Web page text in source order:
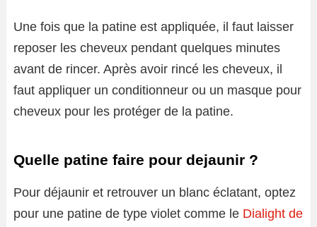
Une fois que la patine est appliquée, il faut laisser
reposer les cheveux pendant quelques minutes
avant de rincer. Après avoir rincé les cheveux, il
faut appliquer un conditionneur ou un masque pour
cheveux pour les protéger de la patine.
Quelle patine faire pour dejaunir ?
Pour déjaunir et retrouver un blanc éclatant, optez
pour une patine de type violet comme le Dialight de